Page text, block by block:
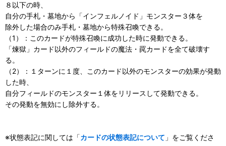
８以下の時、
自分の手札・墓地から「インフェルノイド」モンスター３体を
除外した場合のみ手札・墓地から特殊召喚できる。
（1）：このカードが特殊召喚に成功した時に発動できる。
「煉獄」カード以外のフィールドの魔法・罠カードを全て破壊す
る。
（2）：１ターンに１度、このカード以外のモンスターの効果が発動
した時、
自分フィールドのモンスター１体をリリースして発動できる。
その発動を無効にし除外する。
※状態表記に関しては「カードの状態表記について 」をご覧くださ